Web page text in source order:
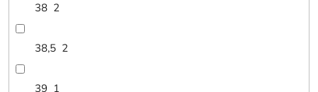
38 2
38,5 2
39 1